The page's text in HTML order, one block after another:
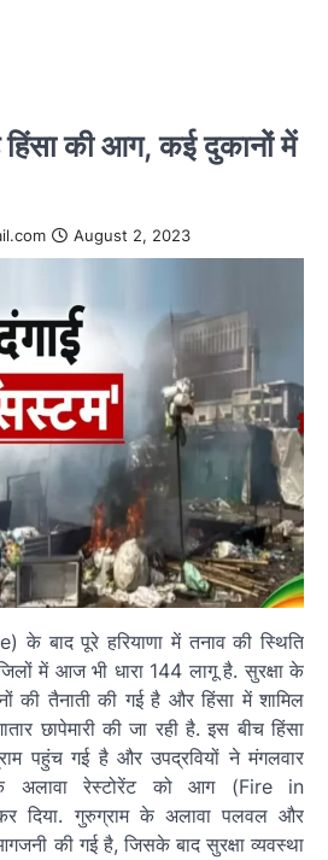
हिंसा की आग, कई दुकानों में
August 2, 2023
के बाद पूरे हरियाणा में तनाव की स्थिति
में आज भी धारा 144 लागू है. सुरक्षा के
की तैनाती की गई है और हिंसा में शामिल
छापेमारी की जा रही है. इस बीच हिंसा
पहुंच गई है और उपद्रवियों ने मंगलवार
अलावा रेस्टोरेंट को आग (Fire in
दिया. गुरुग्राम के अलावा पलवल और
की गई है, जिसके बाद सुरक्षा व्यवस्था